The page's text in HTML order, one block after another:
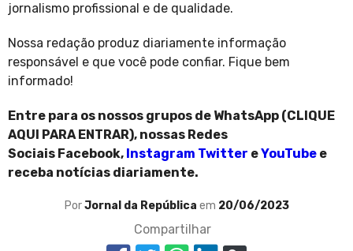
jornalismo profissional e de qualidade.
Nossa redação produz diariamente informação
responsável e que você pode confiar. Fique bem
informado!
Entre para os nossos grupos de WhatsApp (CLIQUE
AQUI PARA ENTRAR), nossas Redes
Sociais Facebook, Instagram Twitter eYouTube e
receba notícias diariamente.
PorJornal da República em 20/06/2023
Compartilhar